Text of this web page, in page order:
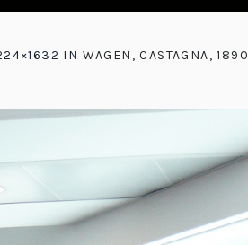
IN WAGEN, CASTAGNA,